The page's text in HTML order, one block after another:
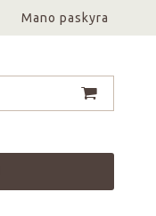
Mano paskyra